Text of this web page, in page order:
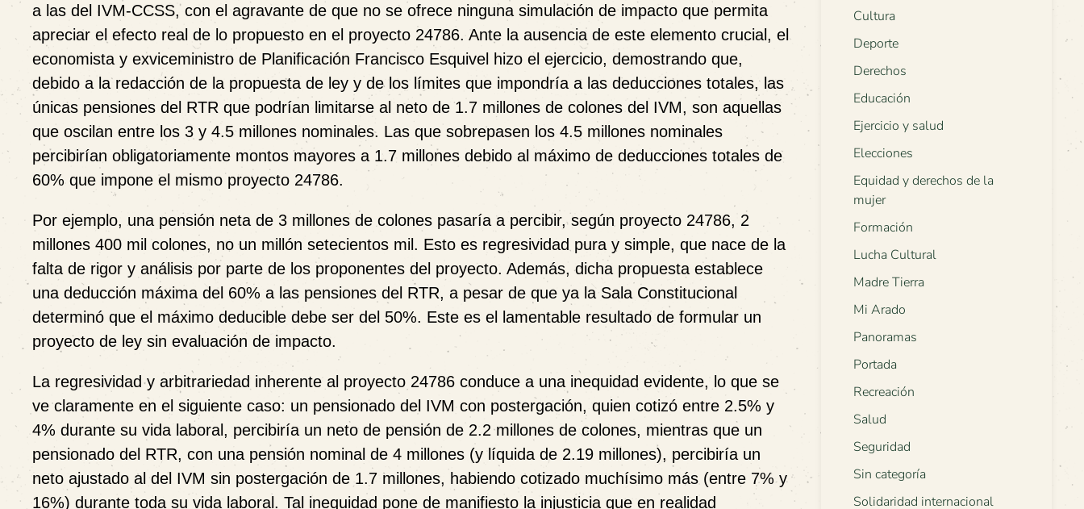
a las del IVM-CCSS, con el agravante de que no se ofrece ninguna simulación de impacto que permita
apreciar el efecto real de lo propuesto en el proyecto 24786. Ante la ausencia de este elemento crucial, el
economista y exviceministro de Planificación Francisco Esquivel hizo el ejercicio, demostrando que,
debido a la redacción de la propuesta de ley y de los límites que impondría a las deducciones totales, las
únicas pensiones del RTR que podrían limitarse al neto de 1.7 millones de colones del IVM, son aquellas
que oscilan entre los 3 y 4.5 millones nominales. Las que sobrepasen los 4.5 millones nominales
percibirían obligatoriamente montos mayores a 1.7 millones debido al máximo de deducciones totales de
60% que impone el mismo proyecto 24786.
Por ejemplo, una pensión neta de 3 millones de colones pasaría a percibir, según proyecto 24786, 2
millones 400 mil colones, no un millón setecientos mil. Esto es regresividad pura y simple, que nace de la
falta de rigor y análisis por parte de los proponentes del proyecto. Además, dicha propuesta establece
una deducción máxima del 60% a las pensiones del RTR, a pesar de que ya la Sala Constitucional
determinó que el máximo deducible debe ser del 50%. Este es el lamentable resultado de formular un
proyecto de ley sin evaluación de impacto.
La regresividad y arbitrariedad inherente al proyecto 24786 conduce a una inequidad evidente, lo que se
ve claramente en el siguiente caso: un pensionado del IVM con postergación, quien cotizó entre 2.5% y
4% durante su vida laboral, percibiría un neto de pensión de 2.2 millones de colones, mientras que un
pensionado del RTR, con una pensión nominal de 4 millones (y líquida de 2.19 millones), percibiría un
neto ajustado al del IVM sin postergación de 1.7 millones, habiendo cotizado muchísimo más (entre 7% y
16%) durante toda su vida laboral. Tal inequidad pone de manifiesto la injusticia que en realidad
Cultura
Deporte
Derechos
Educación
Ejercicio y salud
Elecciones
Equidad y derechos de la
mujer
Formación
Lucha Cultural
Madre Tierra
Mi Arado
Panoramas
Portada
Recreación
Salud
Seguridad
Sin categoría
Solidaridad internacional